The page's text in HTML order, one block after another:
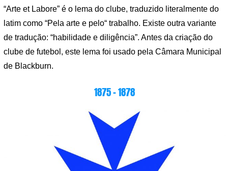
“Arte et Labore” é o lema do clube, traduzido literalmente do
latim como “Pela arte e pelo“ trabalho. Existe outra variante
de tradução: “habilidade e diligência”. Antes da criação do
clube de futebol, este lema foi usado pela Câmara Municipal
de Blackburn.
1875 – 1878